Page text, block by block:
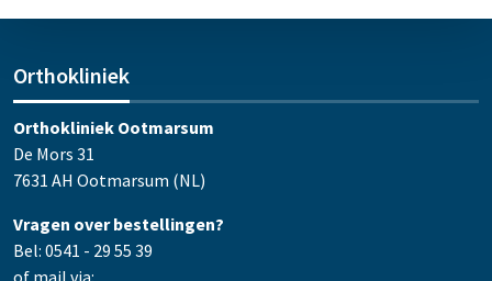
Orthokliniek
Orthokliniek Ootmarsum
De Mors 31
7631 AH Ootmarsum (NL)
Vragen over bestellingen?
Bel: 0541 - 29 55 39